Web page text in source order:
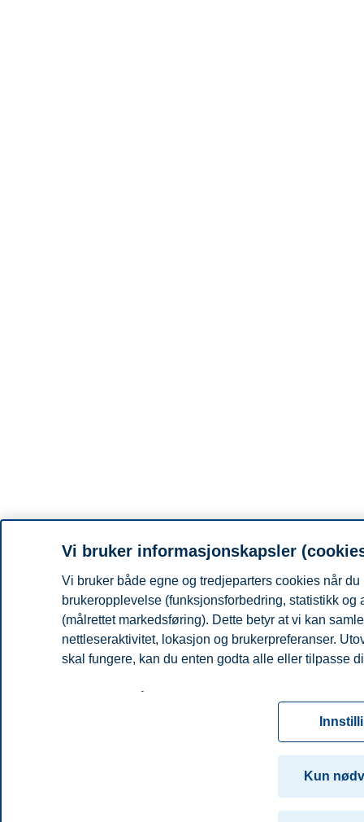
Vi bruker informasjonskapsler
Vi bruker både egne og tredjeparters cookies når
brukeropplevelse (funksjonsforbedring, statistikk
(målrettet markedsføring). Dette betyr at vi kan
nettleseraktivitet, lokasjon og brukerpreferanser.
skal fungere, kan du enten godta alle eller tilpasse
for informasjonskapsler. Du kan når som helst
ved å klikke på «Cookies» nederst på nettsiden vår.
cookie-erklæring
Kun